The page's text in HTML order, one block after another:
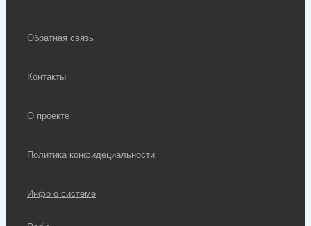
Обратная связь
Контакты
О проекте
Политика конфидециальности
Инфо о системе